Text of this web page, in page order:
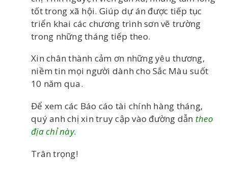
tốt trong xã hội. Giúp dự án được tiếp tục
triển khai các chương trình sơn vẽ trường
trong những tháng tiếp theo.
Xin chân thành cảm ơn những yêu thương,
niềm tin mọi người dành cho Sắc Màu suốt
10 năm qua.
Để xem các Báo cáo tài chính hàng tháng,
quý anh chị xin truy cập vào đường dẫn theo
địa chỉ này.
Trân trọng!